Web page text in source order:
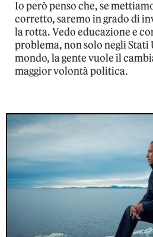
Io però penso che, se
corretto, saremo in grado di
la rotta. Vedo educazione e
problema, non solo negli
mondo, la gente vuole il
maggior volontà politica.